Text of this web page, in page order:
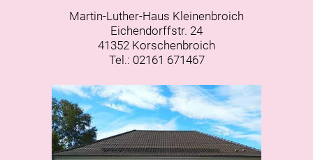
Martin-Luther-Haus Kleinenbroich
Eichendorffstr. 24
41352 Korschenbroich
Tel.: 02161 671467